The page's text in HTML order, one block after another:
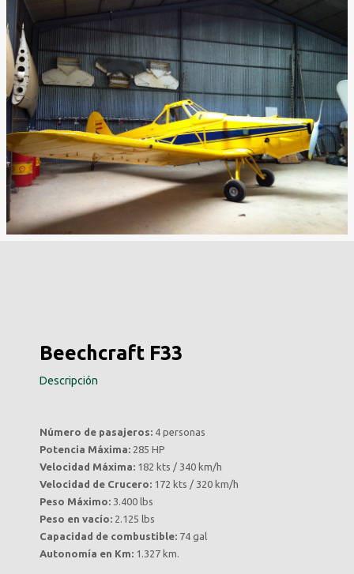
Beechcraft F33
Descripción
Número de pasajeros: 4 personas
Potencia Máxima: 285 HP
Velocidad Máxima: 182 kts / 340 km/h
Velocidad de Crucero: 172 kts / 320 km/h
Peso Máximo: 3.400 lbs
Peso en vacío: 2.125 lbs
Capacidad de combustible: 74 gal
Autonomía en Km: 1.327 km.